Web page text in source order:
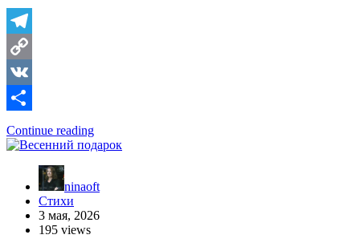
Telegram
Copy
Link
VK
Отправить
Continue reading
ninaoft
Стихи
3 мая, 2026
195 views